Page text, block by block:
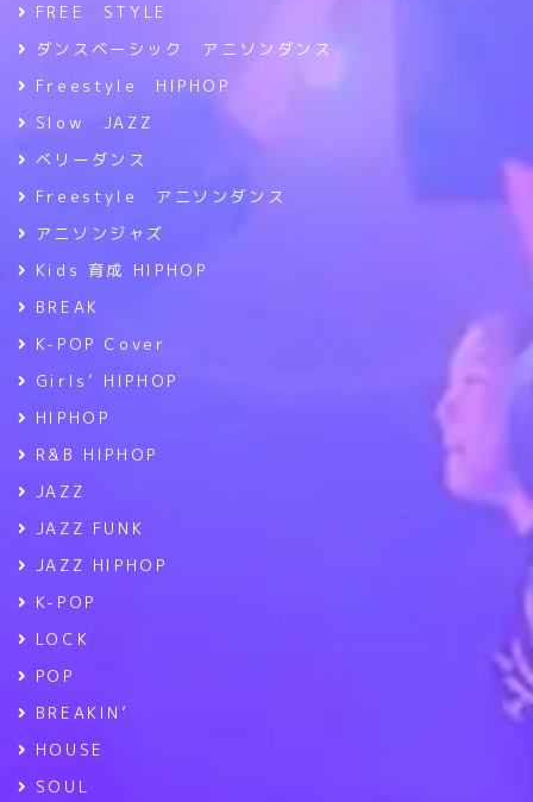
FREE STYLE
ダンスベーシック アニソンダンス
Freestyle HIPHOP
Slow JAZZ
ベリーダンス
Freestyle アニソンダンス
アニソンジャズ
Kids 育成 HIPHOP
BREAK
K-POP Cover
Girls’ HIPHOP
HIPHOP
R&B HIPHOP
JAZZ
JAZZ FUNK
JAZZ HIPHOP
K-POP
LOCK
POP
BREAKIN’
HOUSE
SOUL